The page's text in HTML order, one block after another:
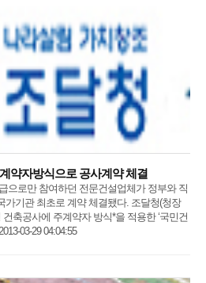
약자방식으로 공사계약 체결
으로만 참여하던 전문건설업체가 정부와 직
가기관 최초로 계약 체결됐다. 조달청(청장
축공사에 주계약자 방식*을 적용한 ‘국민건
03-29 04:04:55